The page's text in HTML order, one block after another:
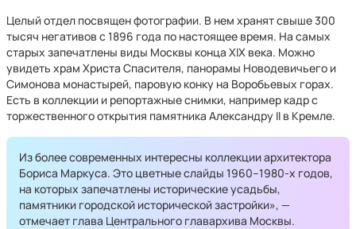
Целый отдел посвящен фотографии. В нем хранят свыше 300
тысяч негативов с 1896 года по настоящее время. На самых
старых запечатлены виды Москвы конца XIX века. Можно
увидеть храм Христа Спасителя, панорамы Новодевичьего и
Симонова монастырей, паровую конку на Воробьевых горах.
Есть в коллекции и репортажные снимки, например кадр с
торжественного открытия памятника Александру II в Кремле.
Из более современных интересны коллекции архитектора
Бориса Маркуса. Это цветные слайды 1960–1980-х годов,
на которых запечатлены исторические усадьбы,
памятники городской исторической застройки», —
отмечает глава Центрального главархива Москвы.